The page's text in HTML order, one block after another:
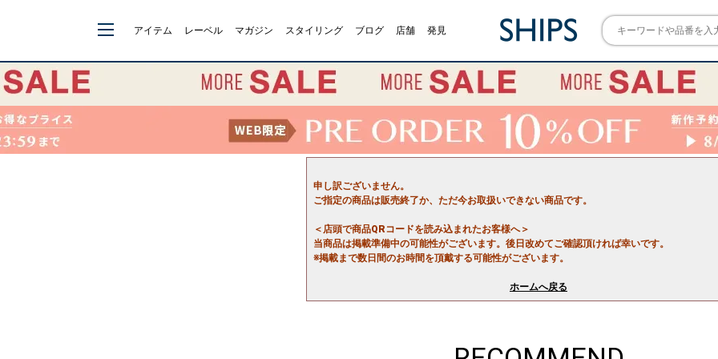
アイテム レーベル マガジン スタイリング ブログ 店舗 発見
申し訳ございません。
ご指定の商品は販売終了か、ただ今お取扱いできない商品です。
＜店頭で商品QRコードを読み込まれたお客様へ＞
当商品は掲載準備中の可能性がございます。後日改めてご確認頂ければ幸いです。
※掲載まで数日間のお時間を頂戴する可能性がございます。
ホームへ戻る